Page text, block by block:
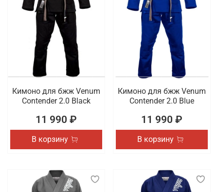
Кимоно для бжж Venum
Contender 2.0 Black
11 990 ₽
В корзину
Кимоно для бжж Venum
Contender 2.0 Blue
11 990 ₽
В корзину